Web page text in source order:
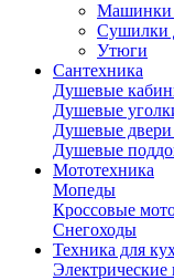
Машинки
Сушилки
Утюги
Сантехника
Душевые
Душевые
Душевые
Душевые
Мототехника
Мопеды
Кроссовые
Снегоходы
Техника для
Электрические